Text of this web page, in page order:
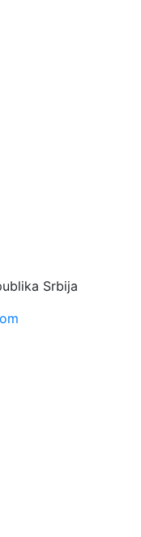
Srbija